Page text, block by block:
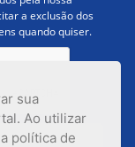
sua
Ao utilizar
política de
a exclusão dos
quando quiser.